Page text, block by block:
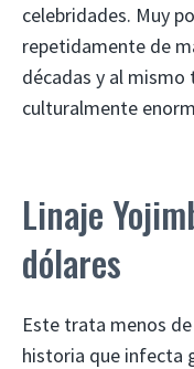
celebridades. Muy
repetidamente de
décadas y al
culturalmente
Linaje
dólares
Este trata menos
historia que infecta